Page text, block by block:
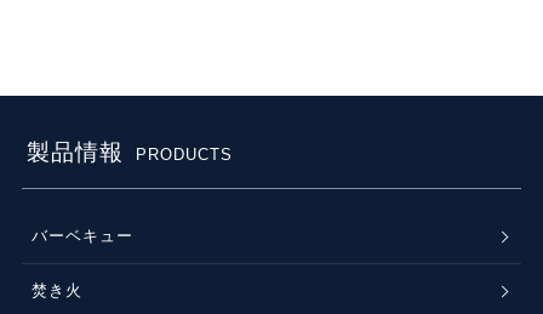
製品情報 PRODUCTS
バーベキュー
焚き火